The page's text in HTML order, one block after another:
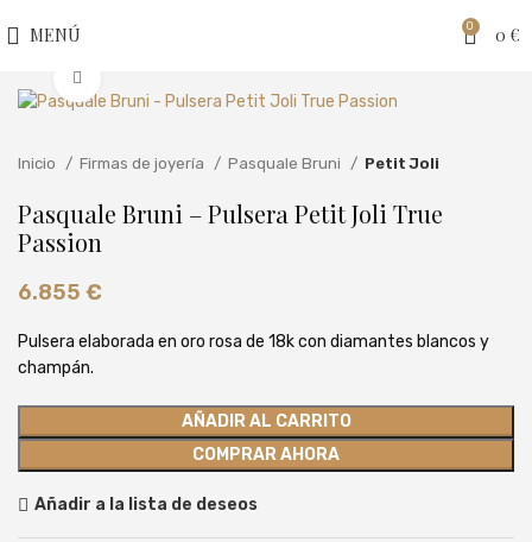
MENÚ 0 0 €
Inicio Firmas de joyería Pasquale Bruni Petit Joli
Pasquale Bruni – Pulsera Petit Joli True
Passion
6.855 €
Pulsera elaborada en oro rosa de 18k con diamantes blancos y
champán.
AÑADIR AL CARRITO
COMPRAR AHORA
Añadir a la lista de deseos